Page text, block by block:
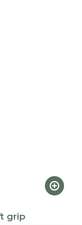
Ce
produit
grip